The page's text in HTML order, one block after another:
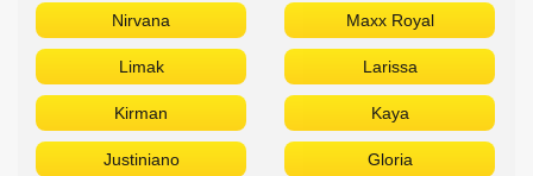
Nirvana Maxx Royal
Limak Larissa
Kirman Kaya
Justiniano Gloria